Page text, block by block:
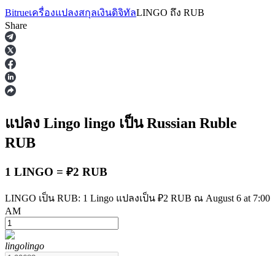
ฟิวเจอร์ส
ฟิวเจอร์ส USDT
ฟิวเจอร์สที่ใช้ USDT เป็นหลักประกัน
Bitrueเครื่องแปลงสกุลเงินดิจิทัลLINGO ถึง RUB
Share
แปลง Lingo lingo เป็น Russian Ruble
RUB
1 LINGO = ₽2 RUB
LINGO เป็น RUB: 1 Lingo แปลงเป็น ₽2 RUB ณ August 6 at 7:00
AM
lingolingo